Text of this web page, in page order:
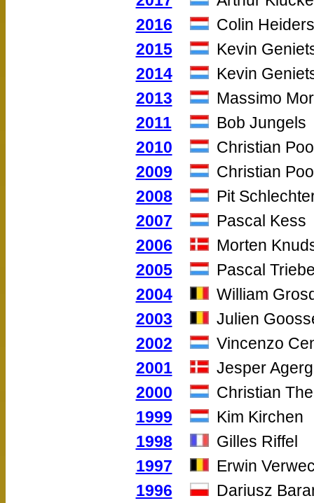
2016
Colin
2015
Kevin
2014
Kevin
2013
Massimo
2011
Bob Jungels
2010
Christian
2009
Christian
2008
Pit
2007
Pascal Kess
2006
Morten
2005
Pascal
2004
William
2003
Julien
2002
Vincenzo
2001
Jesper
2000
Christian
1999
Kim Kirchen
1998
Gilles Riffel
1997
Erwin
1996
Dariusz